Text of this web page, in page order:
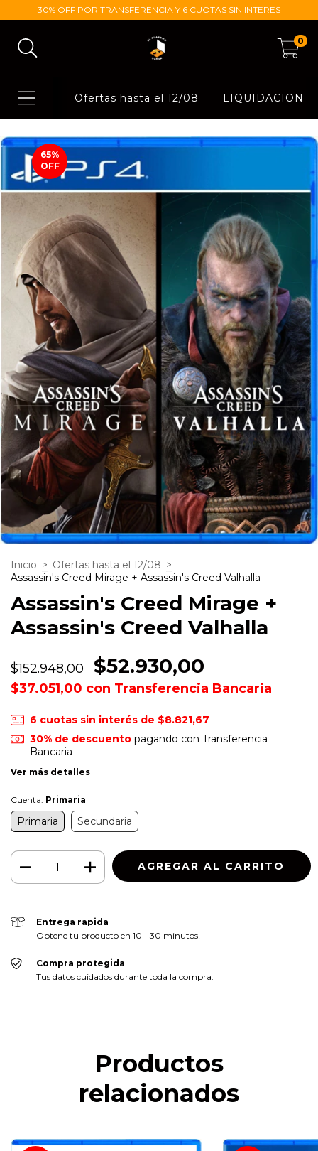
30% OFF POR TRANSFERENCIA Y 6 CUOTAS SIN INTERES
0
Ofertas hasta el 12/08 LIQUIDACION
65%
OFF
Inicio > Ofertas hasta el 12/08 >
Assassin's Creed Mirage + Assassin's Creed Valhalla
Assassin's Creed Mirage +
Assassin's Creed Valhalla
$152.948,00 $52.930,00
$37.051,00 con Transferencia Bancaria
6 cuotas sin interés de $8.821,67
30% de descuentopagando con Transferencia
Bancaria
Ver más detalles
Cuenta: Primaria
Primaria Secundaria
Entrega rapida
Obtene tu producto en 10 - 30 minutos!
Compra protegida
Tus datos cuidados durante toda la compra.
Productos
relacionados